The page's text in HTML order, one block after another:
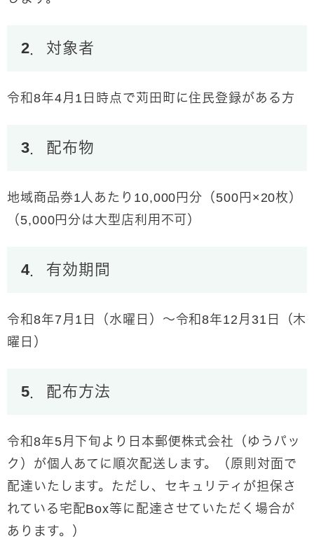
2．対象者
令和8年4月1日時点で苅田町に住民登録がある方
3．配布物
地域商品券1人あたり10,000円分（500円×20枚）
（5,000円分は大型店利用不可）
4．有効期間
令和8年7月1日（水曜日）～令和8年12月31日（木
曜日）
5．配布方法
令和8年5月下旬より日本郵便株式会社（ゆうパッ
ク）が個人あてに順次配送します。（原則対面で
配達いたします。ただし、セキュリティが担保さ
れている宅配Box等に配達させていただく場合が
あります。）